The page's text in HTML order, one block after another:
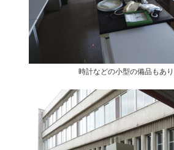
時計などの小型の備品もあ